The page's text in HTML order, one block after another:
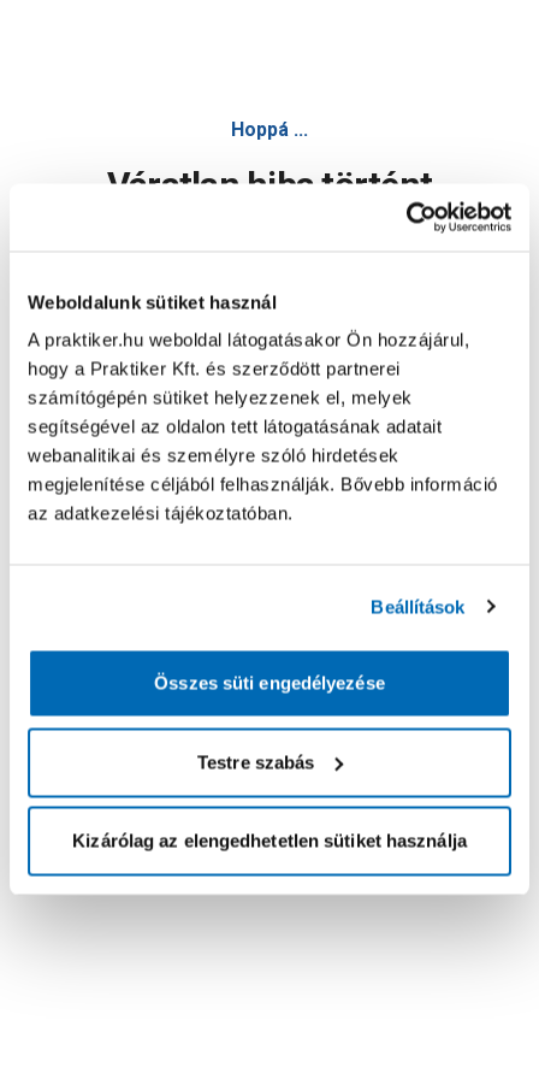
Weboldalunk sütiket használ
A praktiker.hu weboldal látogatásakor Ön hozzájárul,
hogy a Praktiker Kft. és szerződött partnerei
számítógépén sütiket helyezzenek el, melyek
segítségével az oldalon tett látogatásának adatait
webanalitikai és személyre szóló hirdetések
megjelenítése céljából felhasználják. Bővebb információ
az adatkezelési tájékoztatóban.
Beállítások
Összes süti engedélyezése
Testre szabás
Kizárólag az elengedhetetlen sütiket használja
Hoppá ...
Váratlan hiba történt
Oldal újratöltése